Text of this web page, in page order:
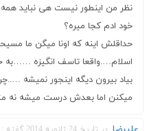
نظر من اینطور نیست هی نباید
خود ادم کجا میره؟
حداقلش اینه که اونا میگن ما
اسلام….واقعا تاسف انگیزه
بیاد بیرون دیگه اینجور نمیشه
میکنن اما بعدش درست میشه